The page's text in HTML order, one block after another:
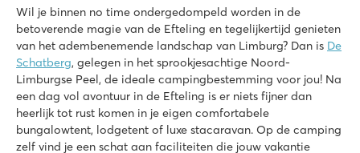
Wil je binnen no time ondergedompeld worden in de
betoverende magie van de Efteling en tegelijkertijd genieten
van het adembenemende landschap van Limburg? Dan is De
Schatberg, gelegen in het sprookjesachtige Noord-
Limburgse Peel, de ideale campingbestemming voor jou! Na
een dag vol avontuur in de Efteling is er niets fijner dan
heerlijk tot rust komen in je eigen comfortabele
bungalowtent, lodgetent of luxe stacaravan. Op de camping
zelf vind je een schat aan faciliteiten die jouw vakantie